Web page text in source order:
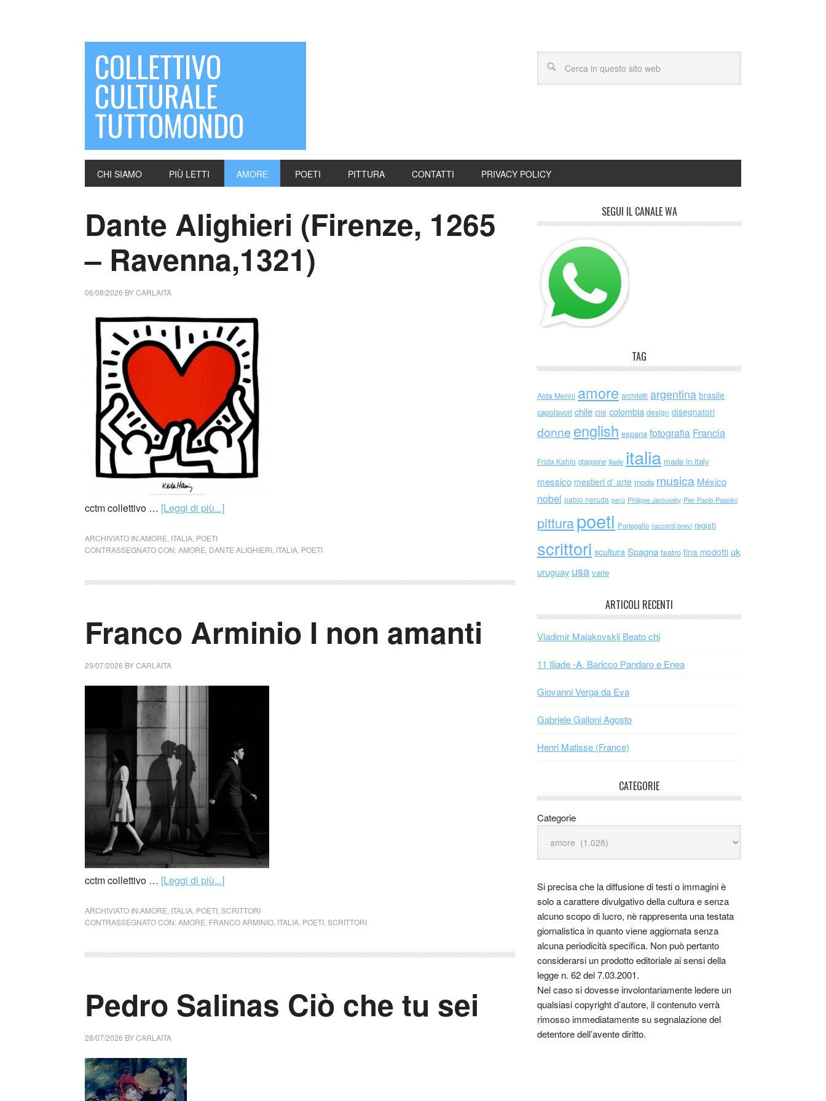
COLLETTIVO
CULTURALE
TUTTOMONDO
CHI SIAMO PIÙ LETTI AMORE POETI PITTURA CONTATTI PRIVACY POLICY
Dante Alighieri (Firenze, 1265
– Ravenna,1321)
06/08/2026 BYCARLAITA
cctm collettivo … [Leggi di più...]
ARCHIVIATO IN:AMORE ITALIA POETI
CONTRASSEGNATO CON:AMORE DANTE ALIGHIERI ITALIA POETI
Franco Arminio I non amanti
29/07/2026 BYCARLAITA
cctm collettivo … [Leggi di più...]
ARCHIVIATO IN:AMORE ITALIA POETI SCRITTORI
CONTRASSEGNATO CON:AMORE FRANCO ARMINIO ITALIA POETI SCRITTORI
Pedro Salinas Ciò che tu sei
28/07/2026 BYCARLAITA
SEGUI IL CANALE WA
TAG
Alda Merini amore architetti argentina brasile
capolavori chile cile colombia design disegnatori
donne english espana fotografia Francia
Frida Kahlo giappone iliade italia made in italy
messico mestieri d' arte moda musica México
nobel pablo neruda perù Philippe Jaroussky Pier Paolo Pasolini
pitturapoeti Portogallo racconti brevi registi
scrittori scultura Spagna teatro tina modotti uk
uruguay usa varie
ARTICOLI RECENTI
Vladimir Majakovskij Beato chi
11 Iliade -A. Baricco Pandaro e Enea
Giovanni Verga da Eva
Gabriele Galloni Agosto
Henri Matisse (France)
CATEGORIE
Categorie
Si precisa che la diffusione di testi o immagini è
solo a carattere divulgativo della cultura e senza
alcuno scopo di lucro, nè rappresenta una testata
giornalistica in quanto viene aggiornata senza
alcuna periodicità specifica. Non può pertanto
considerarsi un prodotto editoriale ai sensi della
legge n. 62 del 7.03.2001.
Nel caso si dovesse involontariamente ledere un
qualsiasi copyright d’autore, il contenuto verrà
rimosso immediatamente su segnalazione del
detentore dell’avente diritto.